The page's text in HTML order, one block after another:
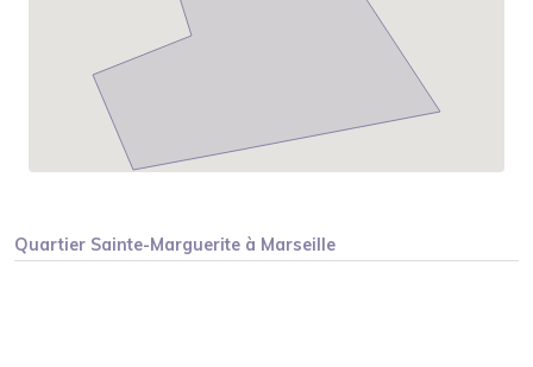
Quartier Sainte-Marguerite à Marseille